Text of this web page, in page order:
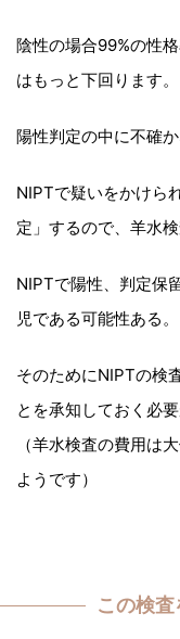
陰性の場合99%の性
はもっと下回ります。
陽性判定の中に不確
NIPTで疑いをかけら
定」するので、羊水
NIPTで陽性、判定保
児である可能性ある
そのためにNIPTの検
とを承知しておく必要
（羊水検査の費用は
ようです）
この検